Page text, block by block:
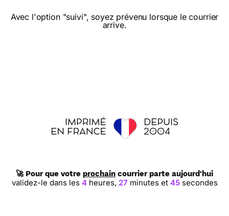
Avec l'option "suivi", soyez prévenu lorsque le courrier
arrive.
🚀 Pour que votre prochain courrier parte aujourd'hui
validez-le dans les 4heures, 27 minutes et 44 secondes